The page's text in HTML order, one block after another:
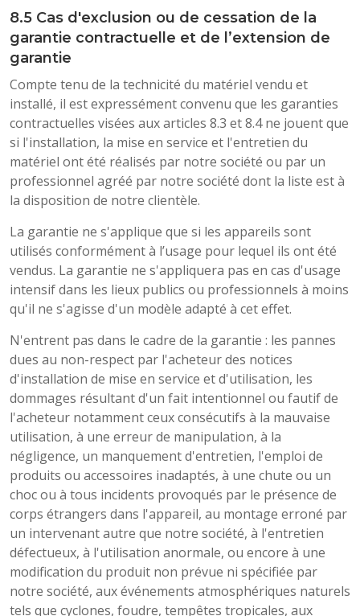
8.5 Cas d'exclusion ou de cessation de la
garantie contractuelle et de l’extension de
garantie
Compte tenu de la technicité du matériel vendu et
installé, il est expressément convenu que les garanties
contractuelles visées aux articles 8.3 et 8.4 ne jouent que
si l'installation, la mise en service et l'entretien du
matériel ont été réalisés par notre société ou par un
professionnel agréé par notre société dont la liste est à
la disposition de notre clientèle.
La garantie ne s'applique que si les appareils sont
utilisés conformément à l’usage pour lequel ils ont été
vendus. La garantie ne s'appliquera pas en cas d'usage
intensif dans les lieux publics ou professionnels à moins
qu'il ne s'agisse d'un modèle adapté à cet effet.
N'entrent pas dans le cadre de la garantie : les pannes
dues au non-respect par l'acheteur des notices
d'installation de mise en service et d'utilisation, les
dommages résultant d'un fait intentionnel ou fautif de
l'acheteur notamment ceux consécutifs à la mauvaise
utilisation, à une erreur de manipulation, à la
négligence, un manquement d'entretien, l'emploi de
produits ou accessoires inadaptés, à une chute ou un
choc ou à tous incidents provoqués par le présence de
corps étrangers dans l'appareil, au montage erroné par
un intervenant autre que notre société, à l'entretien
défectueux, à l'utilisation anormale, ou encore à une
modification du produit non prévue ni spécifiée par
notre société, aux événements atmosphériques naturels
tels que cyclones, foudre, tempêtes tropicales, aux